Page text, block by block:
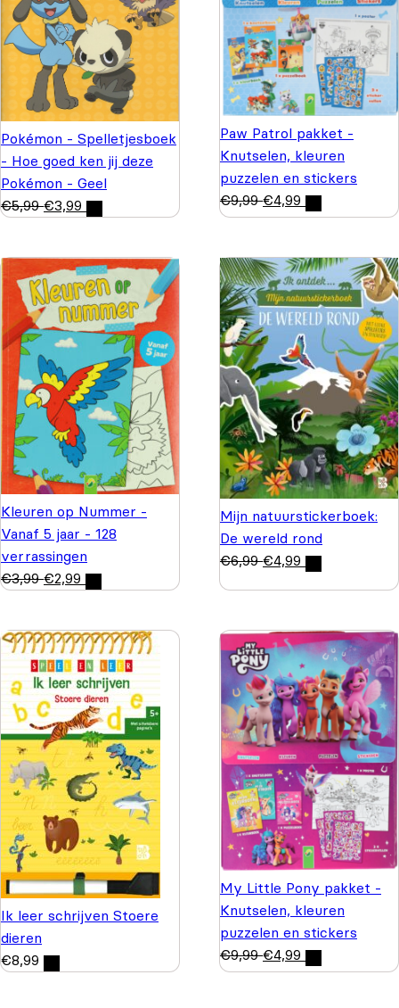
Pokémon - Spelletjesboek
- Hoe goed ken jij deze
Pokémon - Geel
€5,99 €3,99
Paw Patrol pakket -
Knutselen, kleuren
puzzelen en stickers
€9,99 €4,99
Kleuren op Nummer -
Vanaf 5 jaar - 128
verrassingen
€3,99 €2,99
Mijn natuurstickerboek:
De wereld rond
€6,99 €4,99
Ik leer schrijven Stoere
dieren
€8,99
My Little Pony pakket -
Knutselen, kleuren
puzzelen en stickers
€9,99 €4,99